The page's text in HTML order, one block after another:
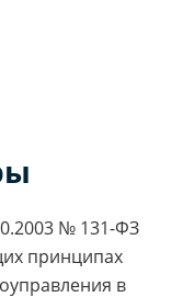
№ 131-ФЗ
принципах
в